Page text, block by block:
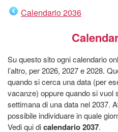
Calendario 2036
Su questo sito ogni calendario
l’altro, per 2026, 2027 e 2028.
quando si cerca una data (per
vacanze) oppure quando si vuol
settimana di una data nel 2037.
possibile individuare in quale
Vedi qui dicalendario 2037.